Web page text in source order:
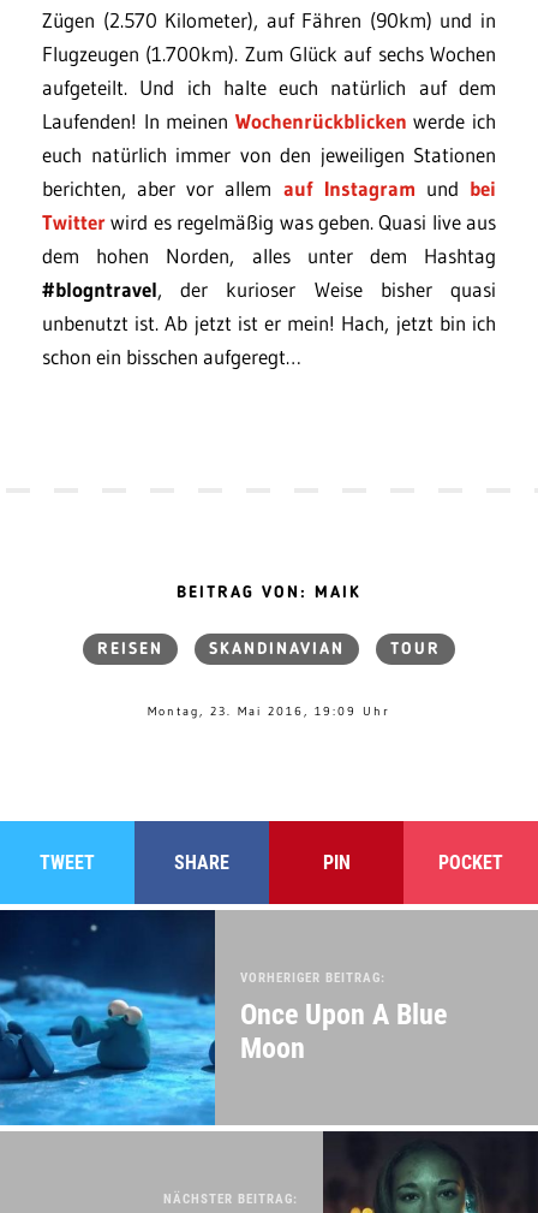
Zügen (2.570 Kilometer), auf Fähren (90km) und in
Flugzeugen (1.700km). Zum Glück auf sechs Wochen
aufgeteilt. Und ich halte euch natürlich auf dem
Laufenden! In meinen Wochenrückblicken werde ich
euch natürlich immer von den jeweiligen Stationen
berichten, aber vor allem auf Instagram und bei
Twitterwird es regelmäßig was geben. Quasi live aus
dem hohen Norden, alles unter dem Hashtag
#blogntravel, der kurioser Weise bisher quasi
unbenutzt ist. Ab jetzt ist er mein! Hach, jetzt bin ich
schon ein bisschen aufgeregt…
BEITRAG VON: MAIK
REISEN SKANDINAVIAN TOUR
Montag, 23. Mai 2016, 19:09 Uhr
TWEET SHARE PIN POCKET
VORHERIGER BEITRAG:
Once Upon A Blue
Moon
NÄCHSTER BEITRAG: